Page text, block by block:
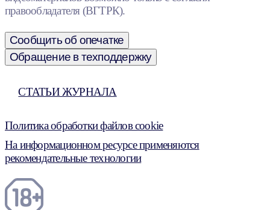
правообладателя (ВГТРК).
Сообщить об опечатке
Обращение в техподдержку
СТАТЬИ ЖУРНАЛА
Политика обработки файлов cookie
На информационном ресурсе применяются
рекомендательные технологии